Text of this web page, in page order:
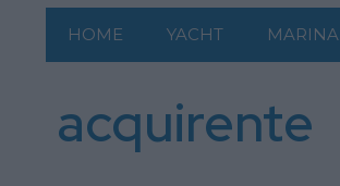
HOME YACHT MARINA
acquirente